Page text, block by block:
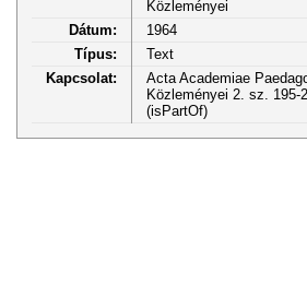
Közleményei
Dátum:
1964
Típus:
Text
Kapcsolat:
Acta Academiae
Közleményei 2. sz. 195-
(isPartOf)